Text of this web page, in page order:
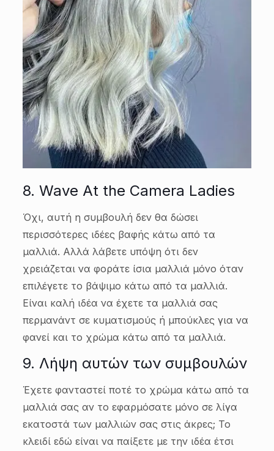
8. Wave At the Camera Ladies
Όχι, αυτή η συμβουλή δεν θα δώσει
περισσότερες ιδέες βαφής κάτω από τα
μαλλιά. Αλλά λάβετε υπόψη ότι δεν
χρειάζεται να φοράτε ίσια μαλλιά μόνο όταν
επιλέγετε το βάψιμο κάτω από τα μαλλιά.
Είναι καλή ιδέα να έχετε τα μαλλιά σας
περμανάντ σε κυματισμούς ή μπούκλες για να
φανεί και το χρώμα κάτω από τα μαλλιά.
9. Λήψη αυτών των συμβουλών
Έχετε φανταστεί ποτέ το χρώμα κάτω από τα
μαλλιά σας αν το εφαρμόσατε μόνο σε λίγα
εκατοστά των μαλλιών σας στις άκρες; Το
κλειδί εδώ είναι να παίξετε με την ιδέα έτσι